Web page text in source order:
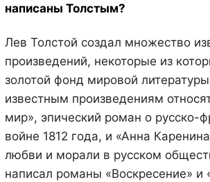
написаны Толстым?
Лев Толстой создал множество
произведений, некоторые из
золотой фонд мировой
известным произведениям
мир», эпический роман о русско-
войне 1812 года, и «Анна
любви и морали в русском
написал романы «Воскресение» и